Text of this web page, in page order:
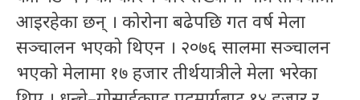
आइरहेका छन् । कोरोना बढेपछि गत वर्ष मेला
सञ्चालन भएको थिएन । २०७६ सालमा सञ्चालन
भएको मेलामा १७ हजार तीर्थयात्रीले मेला भरेका